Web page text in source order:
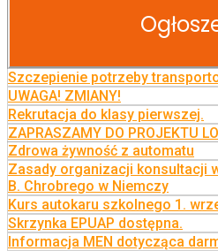
Szczepienie potrzeby
UWAGA! ZMIANY!
Rekrutacja do klasy pierwszej.
ZAPRASZAMY DO PROJEKTU
Zdrowa żywność z automatu
Zasady organizacji konsultacji
B. Chrobrego w Niemczy
Kurs autokaru szkolnego 1.
Skrzynka EPUAP dostępna.
Informacja MEN dotycząca